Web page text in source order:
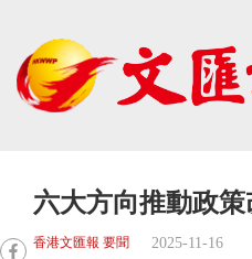
六大方向推動政策
香港文匯報 要聞 2025-11-16